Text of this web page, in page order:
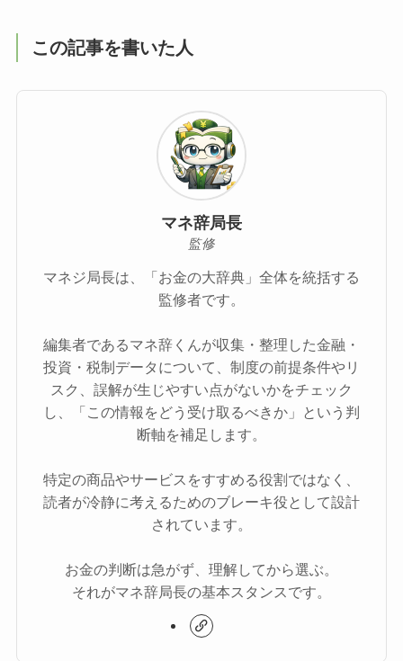
この記事を書いた人
マネ辞局長
監修
マネジ局長は、「お金の大辞典」全体を統括する
監修者です。
編集者であるマネ辞くんが収集・整理した金融・
投資・税制データについて、制度の前提条件やリ
スク、誤解が生じやすい点がないかをチェック
し、「この情報をどう受け取るべきか」という判
断軸を補足します。
特定の商品やサービスをすすめる役割ではなく、
読者が冷静に考えるためのブレーキ役として設計
されています。
お金の判断は急がず、理解してから選ぶ。
それがマネ辞局長の基本スタンスです。